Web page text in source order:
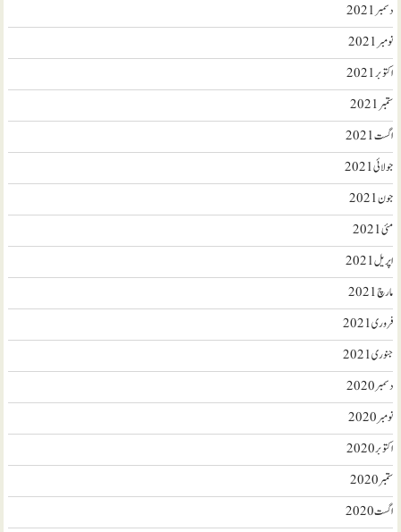
دسمبر 2021
نومبر 2021
اکتوبر 2021
ستمبر 2021
اگست 2021
جولائی 2021
جون 2021
مئی 2021
اپریل 2021
مارچ 2021
فروری 2021
جنوری 2021
دسمبر 2020
نومبر 2020
اکتوبر 2020
ستمبر 2020
اگست 2020